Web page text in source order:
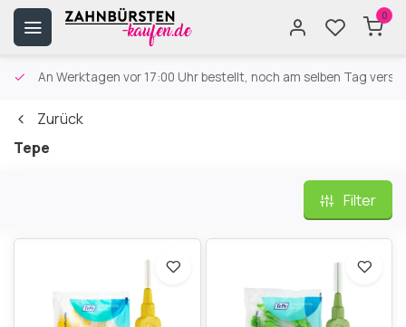
0
An Werktagen vor 17:00 Uhr bestellt, noch am selben Tag
Zurück
Tepe
Filter